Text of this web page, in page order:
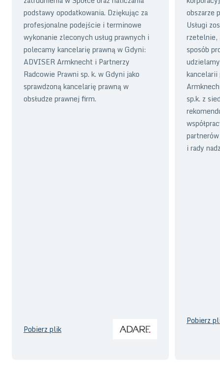
podstawy opodatkowania. Dziękując za
profesjonalne podejście i terminowe
wykonanie zleconych usług prawnych i
polecamy kancelarię prawną w Gdyni:
ADVISER Armknecht i Partnerzy
Radcowie Prawni sp. k. w Gdyni jako
sprawdzoną kancelarię prawną w
obsłudze prawnej firm.
Pobierz plik
obszarze
Usługi
rzetelnie,
sposób
kancelarii
sp.k. z
i rady
Pobierz